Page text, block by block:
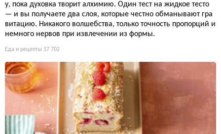
у, пока духовка творит алхимию. Один тест на жидкое тесто
— и вы получаете два слоя, которые честно обманывают гра
витацию. Никакого волшебства, только точность пропорций и
немного нервов при извлечении из формы.
Еда и рецепты 17 702